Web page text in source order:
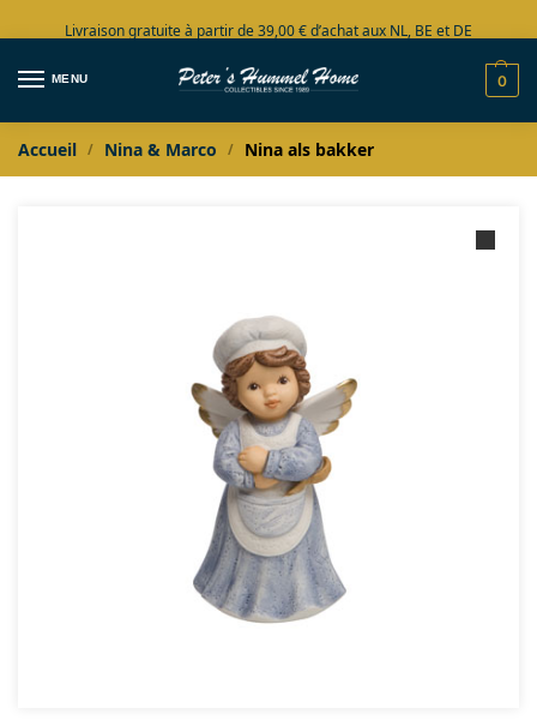
Livraison gratuite à partir de 39,00 € d’achat aux NL, BE et DE
Grand choix en stock
MENU 0
Accueil / Nina & Marco / Nina als bakker